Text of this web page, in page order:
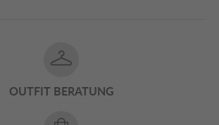
OUTFIT BERATUNG